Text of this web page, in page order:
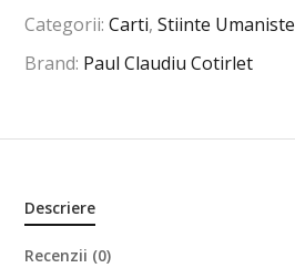
Categorii:Carti,Stiinte Umaniste
Brand: Paul Claudiu Cotirlet
Descriere
Recenzii (0)